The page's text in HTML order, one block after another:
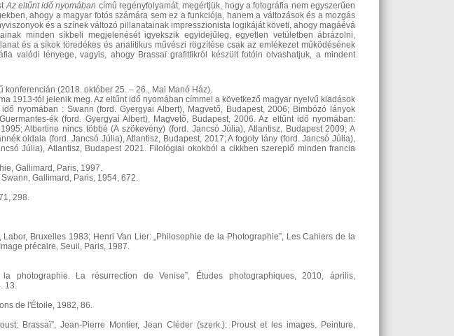
Az eltűnt idő nyomában című regényfolyamát, megértjük, hogy a fotográfia nem egyszerűen
ahogy a magyar fotós számára sem ez a funkciója, hanem a változások és a mozgás
és a színek változó pillanatainak impresszionista logikáját követi, ahogy magáévá
minden síkbeli megjelenését igyekszik egyidejűleg, egyetlen vetületben ábrázolni,
és a síkok töredékes és analitikus művészi rögzítése csak az emlékezet működésének
valódi lényege, vagyis, ahogy Brassaï grafittikról készült fotóin olvashatjuk, a mindent
konferencián (2018. október 25. – 26., Mai Manó Ház).
1913-tól jelenik meg. Az eltűnt idő nyomában címmel a következő magyar nyelvű kiadások
nyomában : Swann (ford. Gyergyai Albert), Magvető, Budapest, 2006; Bimbózó lányok
ék (ford. Gyergyai Albert), Magvető, Budapest, 2006. Az eltűnt idő nyomában:
Albertine nincs többé (A szökevény) (ford. Jancsó Júlia), Atlantisz, Budapest 2009; A
oldala (ford. Jancsó Júlia), Atlantisz, Budapest, 2017; A fogoly lány (ford. Jancsó Júlia),
Júlia), Atlantisz, Budapest 2021. Filológiai okokból a cikkben szereplő minden francia
Gallimard, Paris, 1997.
Gallimard, Paris, 1954, 672.
298.
Bruxelles 1983; Henri Van Lier: „Philosophie de la Photographie”, Les Cahiers de la
précaire, Seuil, Paris, 1987.
photographie. La résurrection de Venise”, Études photographiques, 2010, április,
13.
de l'Étoile, 1982, 86.
Brassaï”, Jean-Pierre Montier, Jean Cléder (szerk.): Proust et les images. Peinture,